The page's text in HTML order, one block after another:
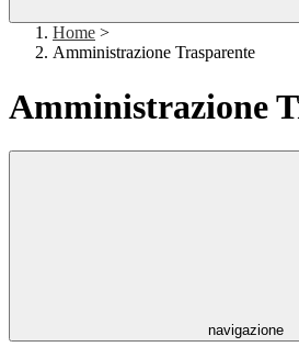
Home >
Amministrazione Trasparente
Amministrazione
navigazione